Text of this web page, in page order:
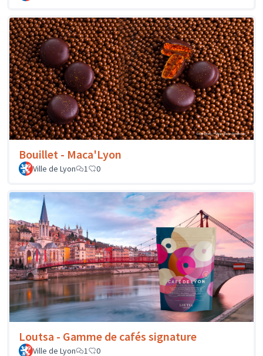
Bouillet - Maca'Lyon
Ville de Lyon 1 0
Loutsa - Gamme de cafés signature
Ville de Lyon 1 0